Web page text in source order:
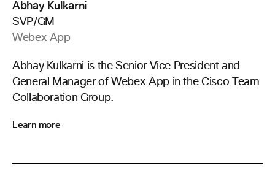
Abhay Kulkarni
SVP/GM
Webex App
Abhay Kulkarni is the Senior Vice President and
General Manager of Webex App in the Cisco Team
Collaboration Group.
Learn more